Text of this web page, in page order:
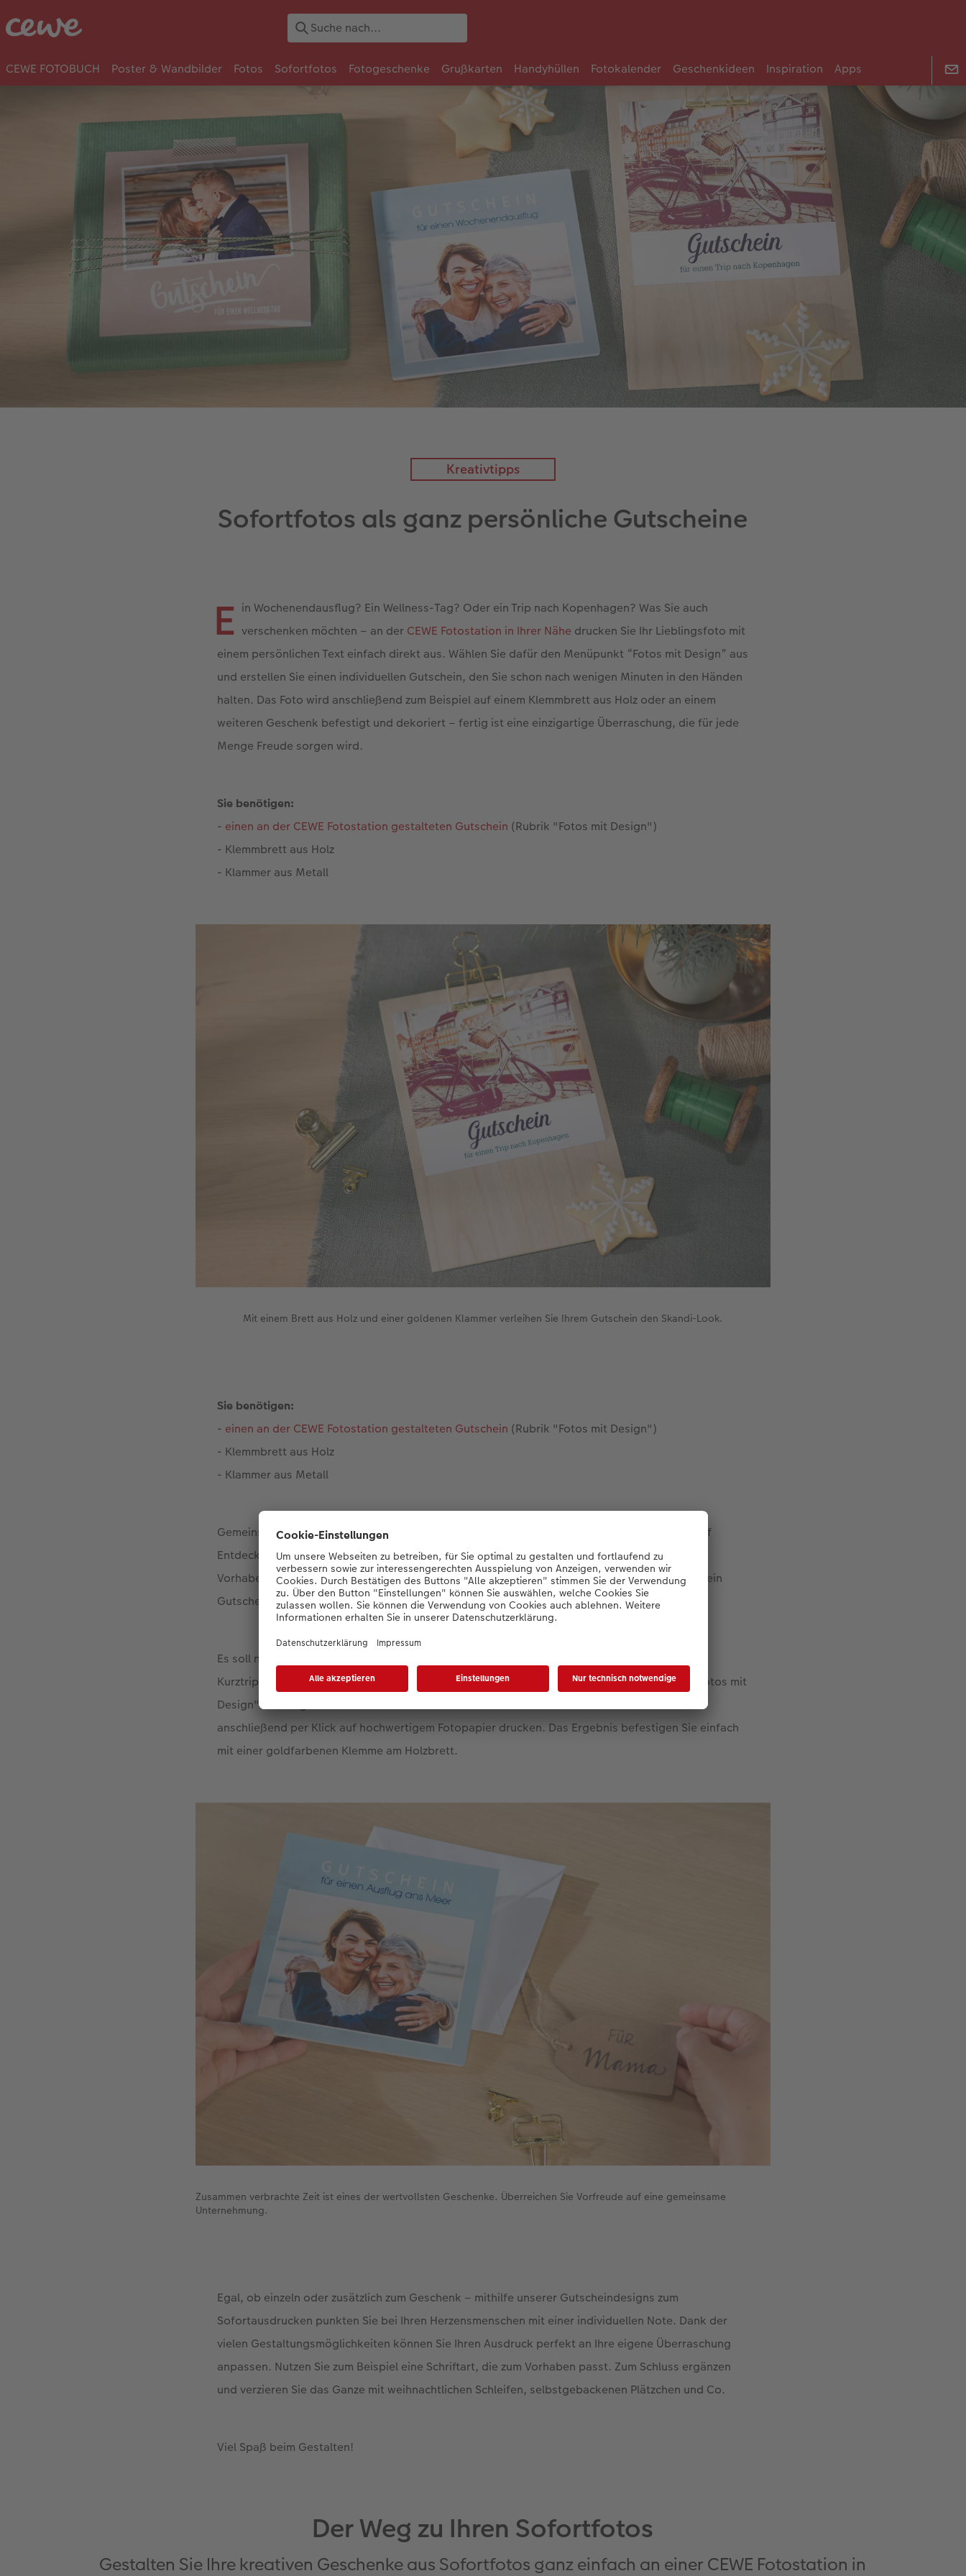
CEWE FOTOBUCH Poster & Wandbilder Fotos Sofortfotos Fotogeschenke Grußkarten Handyhüllen Fotokalender Geschenkideen Inspiration Apps
Kreativtipps
Sofortfotos als ganz persönliche Gutscheine
E in Wochenendausflug? Ein Wellness-Tag? Oder ein Trip nach Kopenhagen? Was Sie auch
verschenken möchten – an der CEWE Fotostation in Ihrer Nähe drucken Sie Ihr Lieblingsfoto mit
einem persönlichen Text einfach direkt aus. Wählen Sie dafür den Menüpunkt “Fotos mit Design” aus
und erstellen Sie einen individuellen Gutschein, den Sie schon nach wenigen Minuten in den Händen
halten. Das Foto wird anschließend zum Beispiel auf einem Klemmbrett aus Holz oder an einem
weiteren Geschenk befestigt und dekoriert – fertig ist eine einzigartige Überraschung, die für jede
Menge Freude sorgen wird.
Sie benötigen:
- einen an der CEWE Fotostation gestalteten Gutschein (Rubrik "Fotos mit Design")
- Klemmbrett aus Holz
- Klammer aus Metall
Mit einem Brett aus Holz und einer goldenen Klammer verleihen Sie Ihrem Gutschein den Skandi-Look.
Sie benötigen:
- einen an der CEWE Fotostation gestalteten Gutschein (Rubrik "Fotos mit Design")
- Klemmbrett aus Holz
- Klammer aus Metall
Gemeinsame Reisen bedeuten Erlebtes zu teilen, Erinnerungen zu schaffen und zusammen auf
Entdeckungstour zu gehen – ein Geschenk, das für immer im Gedächtnis bleibt. Um dieses
Vorhaben zu visualisieren und um etwas unter den Tannenbaum legen zu können, eignet sich ein
Gutschein ideal.
Es soll nach Kopenhagen gehen? Dann passt der trendige skandinavische Look perfekt zum
Kurztrip. Direkt an der CEWE Fotostation in Ihrer Nähe wählen Sie ein Format in der Rubrik "Fotos mit
Design" aus. Fügen Sie dann Ihr Wunschmotiv und Ihren Text hinzu und lassen den Gutschein
anschließend per Klick auf hochwertigem Fotopapier drucken. Das Ergebnis befestigen Sie einfach
mit einer goldfarbenen Klemme am Holzbrett.
Zusammen verbrachte Zeit ist eines der wertvollsten Geschenke. Überreichen Sie Vorfreude auf eine gemeinsame
Unternehmung.
Egal, ob einzeln oder zusätzlich zum Geschenk – mithilfe unserer Gutscheindesigns zum
Sofortausdrucken punkten Sie bei Ihren Herzensmenschen mit einer individuellen Note. Dank der
vielen Gestaltungsmöglichkeiten können Sie Ihren Ausdruck perfekt an Ihre eigene Überraschung
anpassen. Nutzen Sie zum Beispiel eine Schriftart, die zum Vorhaben passt. Zum Schluss ergänzen
und verzieren Sie das Ganze mit weihnachtlichen Schleifen, selbstgebackenen Plätzchen und Co.
Viel Spaß beim Gestalten!
Der Weg zu Ihren Sofortfotos
Gestalten Sie Ihre kreativen Geschenke aus Sofortfotos ganz einfach an einer CEWE Fotostation in